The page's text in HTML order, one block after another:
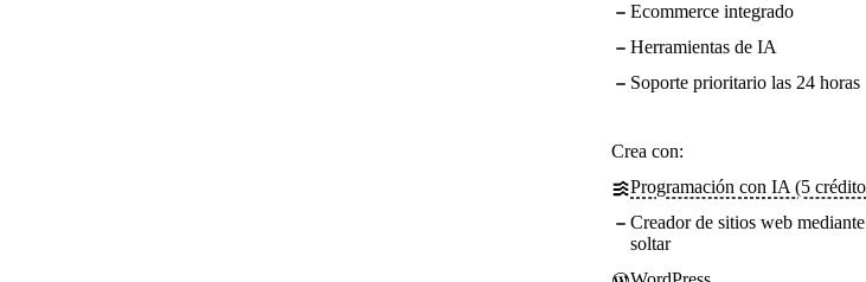
Ecommerce integrado
Herramientas de IA
Soporte prioritario las 24 horas
Crea con:
Programación con IA (5
Creador de sitios web
soltar